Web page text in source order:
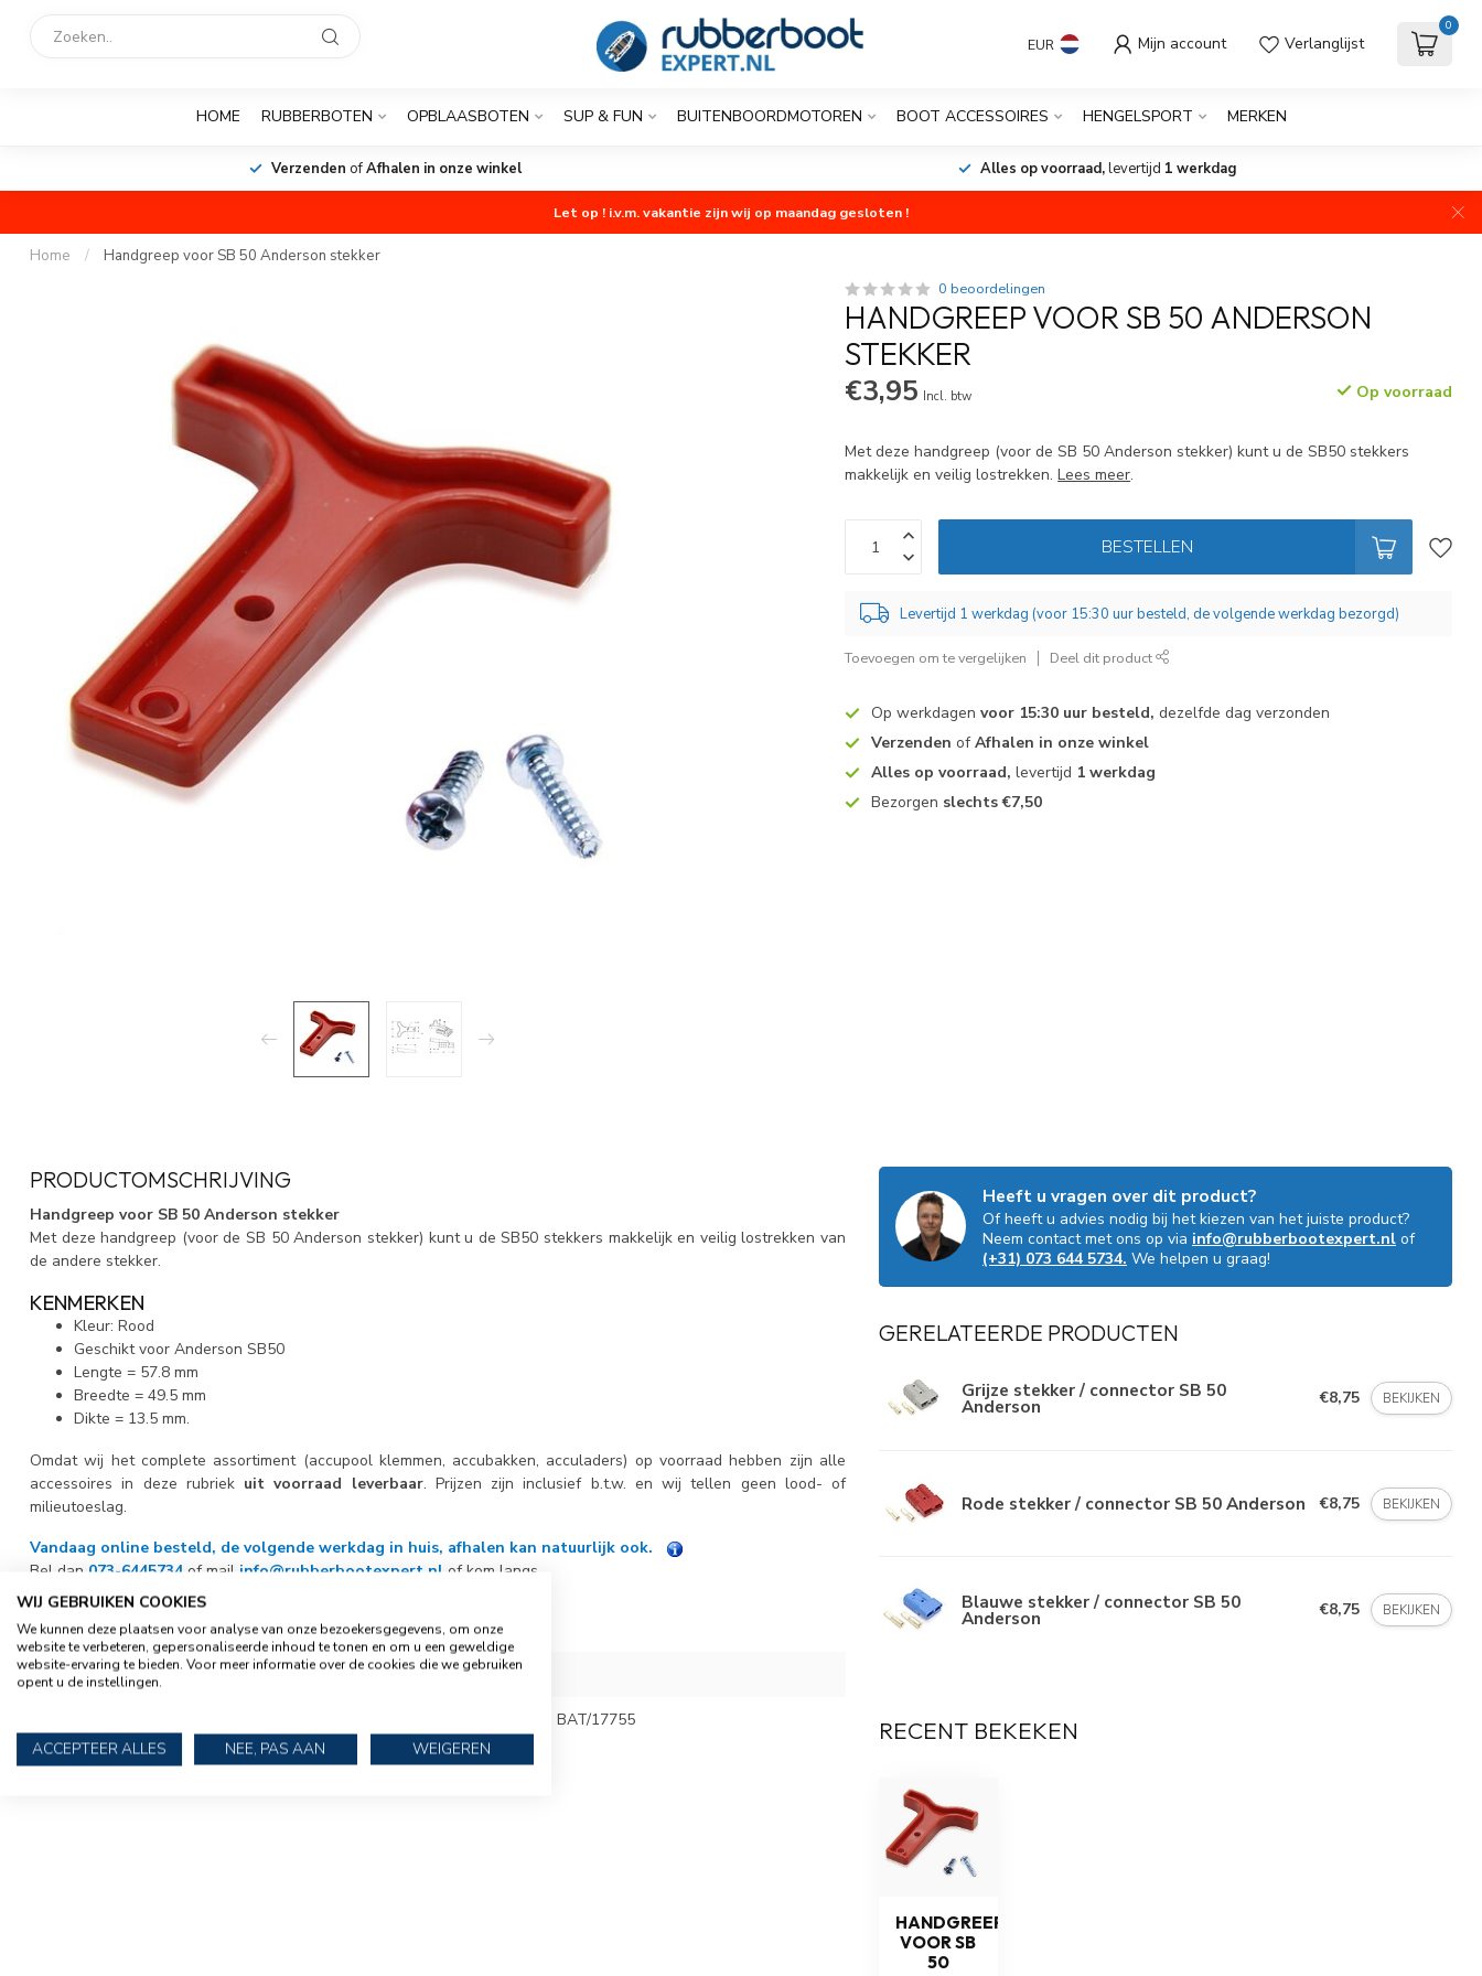
EUR Mijn account Verlanglijst
0
HOME RUBBERBOTEN OPBLAASBOTEN SUP & FUN BUITENBOORDMOTOREN BOOT ACCESSOIRES HENGELSPORT MERKEN
Verzenden ofAfhalen in onze winkel Alles op voorraad,levertijd 1 werkdag
Let op ! i.v.m. vakantie zijn wij op maandag gesloten !
Home / Handgreep voor SB 50 Anderson stekker
0 beoordelingen
HANDGREEP VOOR SB 50 ANDERSON
STEKKER
€3,95 Incl. btw Op voorraad
Met deze handgreep (voor de SB 50 Anderson stekker) kunt u de SB50 stekkers
makkelijk en veilig lostrekken.Lees meer.
BESTELLEN
Levertijd 1 werkdag (voor 15:30 uur besteld, de volgende werkdag bezorgd)
Toevoegen om te vergelijken Deel dit product
Op werkdagenvoor 15:30 uur besteld, dezelfde dag verzonden
Verzenden ofAfhalen in onze winkel
Alles op voorraad, levertijd 1 werkdag
Bezorgen slechts €7,50
PRODUCTOMSCHRIJVING
Handgreep voor SB 50 Anderson stekker
Met deze handgreep (voor de SB 50 Anderson stekker) kunt u de SB50 stekkers makkelijk en veilig lostrekken van
de andere stekker.
KENMERKEN
Kleur: Rood
Geschikt voor Anderson SB50
Lengte = 57.8 mm
Breedte = 49.5 mm
Dikte = 13.5 mm.
Omdat wij het complete assortiment (accupool klemmen, accubakken, acculaders) op voorraad hebben zijn alle
accessoires in deze rubriek uit voorraad leverbaar. Prijzen zijn inclusief b.t.w. en wij tellen geen lood- of
milieutoeslag.
Vandaag online besteld, de volgende werkdag in huis, afhalen kan natuurlijk ook.
Bel dan 073-6445734 of mail info@rubberbootexpert.nl of kom langs.
SPECIFICATIES
EAN Code 1775517755
Handgreep voor SB50 - BAT/17755
Heeft u vragen over dit product?
Of heeft u advies nodig bij het kiezen van het juiste product?
Neem contact met ons op via info@rubberbootexpert.nl of
(+31) 073 644 5734. We helpen u graag!
GERELATEERDE PRODUCTEN
Grijze stekker / connector SB 50
Anderson €8,75 BEKIJKEN
Rode stekker / connector SB 50 Anderson €8,75 BEKIJKEN
Blauwe stekker / connector SB 50
Anderson €8,75 BEKIJKEN
RECENT BEKEKEN
HANDGREEP
VOOR SB
50
WIJ GEBRUIKEN COOKIES
We kunnen deze plaatsen voor analyse van onze bezoekersgegevens, om onze
website te verbeteren, gepersonaliseerde inhoud te tonen en om u een geweldige
website-ervaring te bieden. Voor meer informatie over de cookies die we gebruiken
opent u de instellingen.
ACCEPTEER ALLES NEE, PAS AAN WEIGEREN